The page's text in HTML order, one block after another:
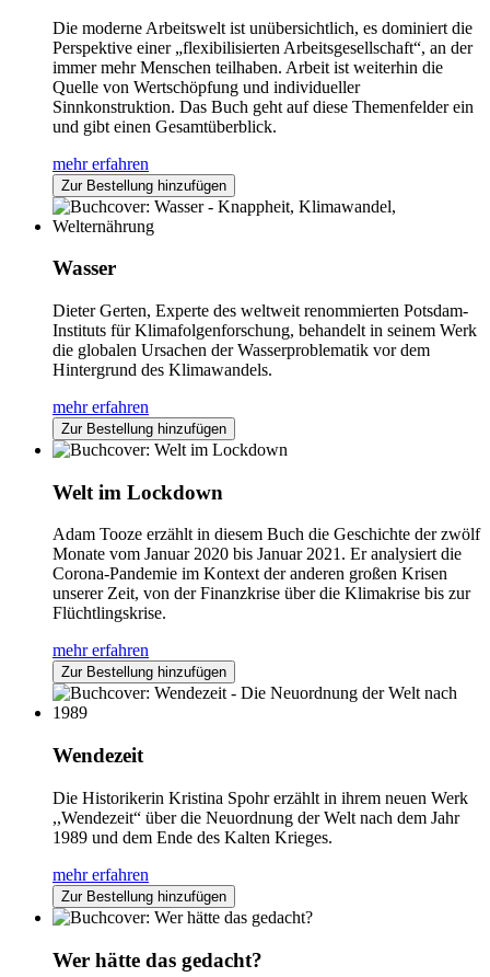
Die moderne Arbeitswelt ist unübersichtlich, es dominiert die
Perspektive einer „flexibilisierten Arbeitsgesellschaft“, an der
immer mehr Menschen teilhaben. Arbeit ist weiterhin die
Quelle von Wertschöpfung und individueller
Sinnkonstruktion. Das Buch geht auf diese Themenfelder ein
und gibt einen Gesamtüberblick.
mehr erfahren
Zur Bestellung hinzufügen
Wasser
Dieter Gerten, Experte des weltweit renommierten Potsdam-
Instituts für Klimafolgenforschung, behandelt in seinem Werk
die globalen Ursachen der Wasserproblematik vor dem
Hintergrund des Klimawandels.
mehr erfahren
Zur Bestellung hinzufügen
Welt im Lockdown
Adam Tooze erzählt in diesem Buch die Geschichte der zwölf
Monate vom Januar 2020 bis Januar 2021. Er analysiert die
Corona-Pandemie im Kontext der anderen großen Krisen
unserer Zeit, von der Finanzkrise über die Klimakrise bis zur
Flüchtlingskrise.
mehr erfahren
Zur Bestellung hinzufügen
Wendezeit
Die Historikerin Kristina Spohr erzählt in ihrem neuen Werk
,,Wendezeit“ über die Neuordnung der Welt nach dem Jahr
1989 und dem Ende des Kalten Krieges.
mehr erfahren
Zur Bestellung hinzufügen
Wer hätte das gedacht?